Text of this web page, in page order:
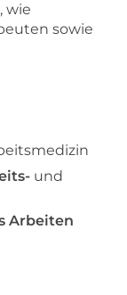
, wie
sowie
und
Arbeiten